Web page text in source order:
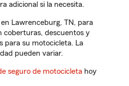
adicional si la necesita.
Lawrenceburg, TN, para
coberturas, descuentos y
para su motocicleta. La
pueden variar.
seguro de motocicleta hoy